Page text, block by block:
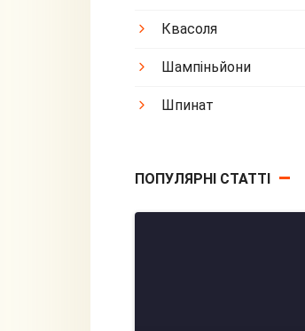
Квасоля
Шампіньйони
Шпинат
ПОПУЛЯРНІ СТАТТІ